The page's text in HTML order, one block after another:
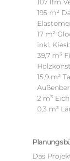
195 m²
17 m²
inkl.
39,7 m³
15,9 m³
2 m³
0,3 m³
Das